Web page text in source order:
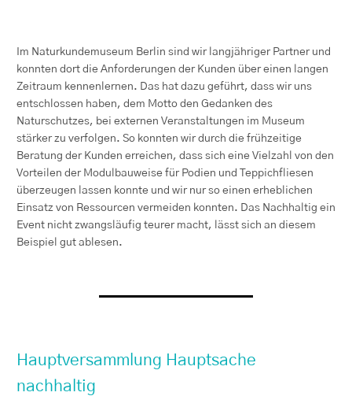
Im Naturkundemuseum Berlin sind wir langjähriger Partner und
konnten dort die Anforderungen der Kunden über einen langen
Zeitraum kennenlernen. Das hat dazu geführt, dass wir uns
entschlossen haben, dem Motto den Gedanken des
Naturschutzes, bei externen Veranstaltungen im Museum
stärker zu verfolgen. So konnten wir durch die frühzeitige
Beratung der Kunden erreichen, dass sich eine Vielzahl von den
Vorteilen der Modulbauweise für Podien und Teppichfliesen
überzeugen lassen konnte und wir nur so einen erheblichen
Einsatz von Ressourcen vermeiden konnten. Das Nachhaltig ein
Event nicht zwangsläufig teurer macht, lässt sich an diesem
Beispiel gut ablesen.
Hauptversammlung Hauptsache
nachhaltig